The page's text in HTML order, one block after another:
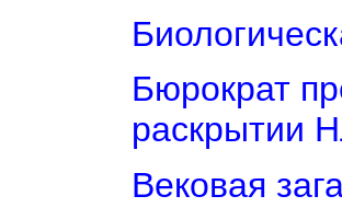
Бюрократ
раскрытии
Вековая